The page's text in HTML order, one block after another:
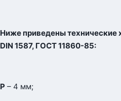
Ниже приведены технические
DIN 1587, ГОСТ 11860-85:
Р – 4 мм;